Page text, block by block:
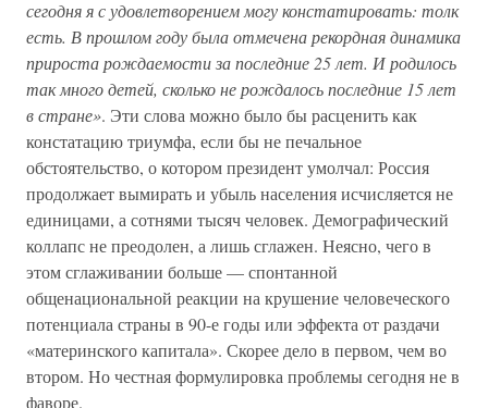
сегодня я с удовлетворением могу констатировать: толк
есть. В прошлом году была отмечена рекордная динамика
прироста рождаемости за последние 25 лет. И родилось
так много детей, сколько не рождалось последние 15 лет
в стране». Эти слова можно было бы расценить как
констатацию триумфа, если бы не печальное
обстоятельство, о котором президент умолчал: Россия
продолжает вымирать и убыль населения исчисляется не
единицами, а сотнями тысяч человек. Демографический
коллапс не преодолен, а лишь сглажен. Неясно, чего в
этом сглаживании больше — спонтанной
общенациональной реакции на крушение человеческого
потенциала страны в 90-е годы или эффекта от раздачи
«материнского капитала». Скорее дело в первом, чем во
втором. Но честная формулировка проблемы сегодня не в
фаворе.